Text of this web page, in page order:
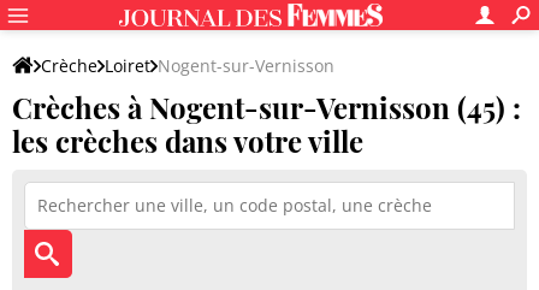
Crèche Loiret Nogent-sur-Vernisson
Crèches à Nogent-sur-Vernisson (45) :
les crèches dans votre ville